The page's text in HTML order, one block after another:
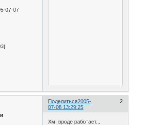
07-07
Поделиться 2
2005-
07-08 13:29:25
Хм, вроде работает...